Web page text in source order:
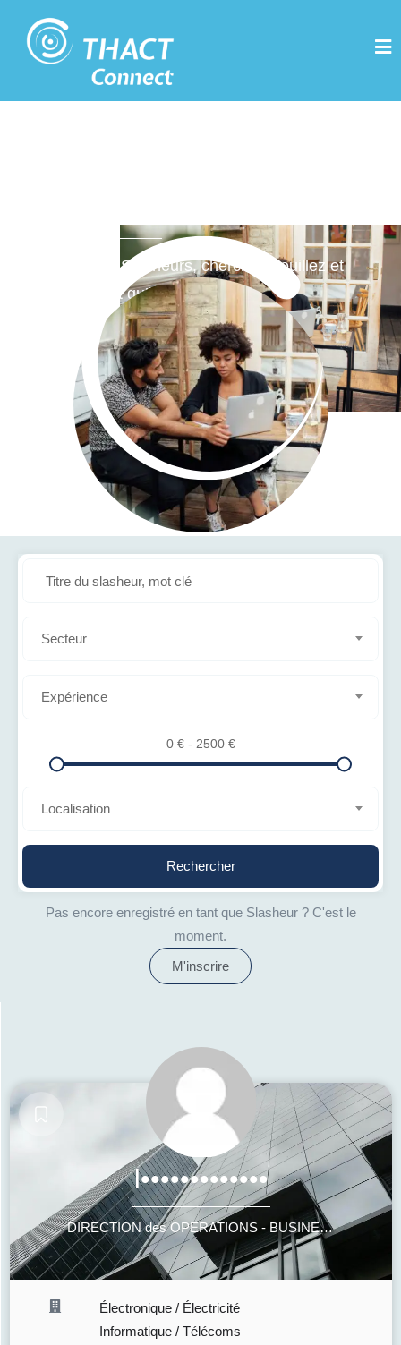
Découvrez nos Slasheurs, cherchez, fouillez et
trouvez le talent qu’il vous faut.
Secteur
Expérience
0 € - 2500 €
Localisation
Rechercher
Pas encore enregistré en tant que Slasheur ? C'est le
moment.
M'inscrire
l•••••••••••••
DIRECTION des OPERATIONS - BUSINESS UNIT - GENERALE
Électronique / Électricité
Informatique / Télécoms